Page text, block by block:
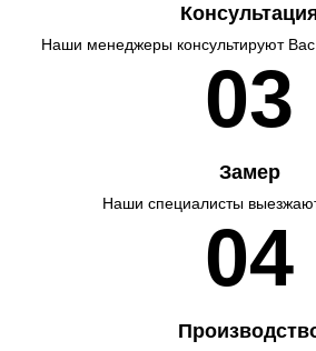
Наши менеджеры консультируют
03
Замер
Наши специалисты
04